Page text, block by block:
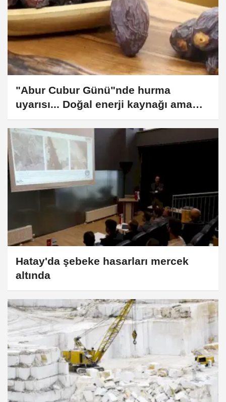
"Abur Cubur Günü"nde hurma
uyarısı... Doğal enerji kaynağı ama
ölçülü tüketilmeli!
Hatay'da şebeke hasarları mercek
altında